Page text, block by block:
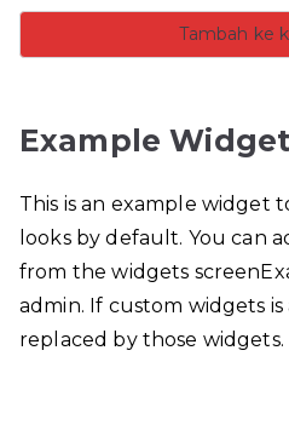
Tambah ke
Example
This is an example widget
looks by default. You can
from the widgets
admin. If custom widgets
replaced by those widgets.